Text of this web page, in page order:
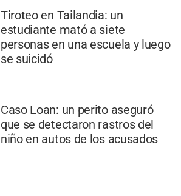
Tiroteo en Tailandia: un
estudiante mató a siete
personas en una escuela y luego
se suicidó
Caso Loan: un perito aseguró
que se detectaron rastros del
niño en autos de los acusados